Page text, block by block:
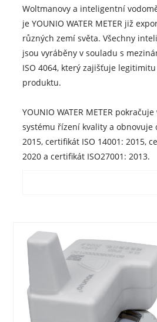
Woltmanovy a inteligentní
je YOUNIO WATER METER již
různých zemí světa. Všechny
jsou vyráběny v souladu s
ISO 4064, který zajišťuje
produktu.
YOUNIO WATER METER
systému řízení kvality a obnovuje
2015, certifikát ISO 14001: 2015,
2020 a certifikát ISO27001: 2013.